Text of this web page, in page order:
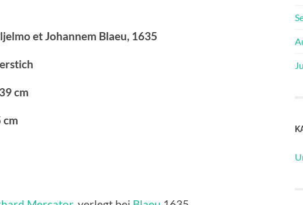
et Johannem Blaeu, 1635
cm
cm